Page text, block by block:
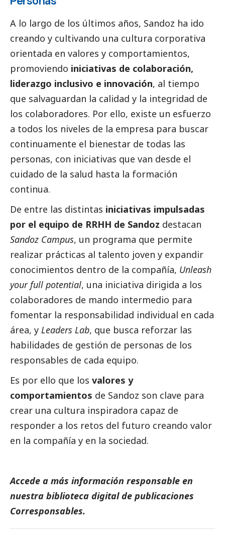
A lo largo de los últimos años, Sandoz ha ido
creando y cultivando una cultura corporativa
orientada en valores y comportamientos,
promoviendo iniciativas de colaboración,
liderazgo inclusivo e innovación, al tiempo
que salvaguardan la calidad y la integridad de
los colaboradores. Por ello, existe un esfuerzo
a todos los niveles de la empresa para buscar
continuamente el bienestar de todas las
personas, con iniciativas que van desde el
cuidado de la salud hasta la formación
continua.
De entre las distintas iniciativas impulsadas
por el equipo de RRHH de Sandoz destacan
Sandoz Campus, un programa que permite
realizar prácticas al talento joven y expandir
conocimientos dentro de la compañía, Unleash
your full potential, una iniciativa dirigida a los
colaboradores de mando intermedio para
fomentar la responsabilidad individual en cada
área, y Leaders Lab, que busca reforzar las
habilidades de gestión de personas de los
responsables de cada equipo.
Es por ello que los valores y
comportamientos de Sandoz son clave para
crear una cultura inspiradora capaz de
responder a los retos del futuro creando valor
en la compañía y en la sociedad.
Accede a más información responsable en
nuestra biblioteca digital de publicaciones
Corresponsables.